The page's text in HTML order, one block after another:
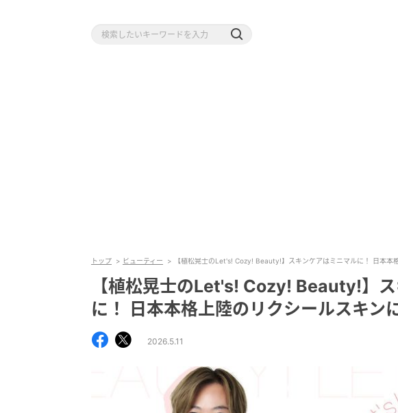
トップ ビューティー 【植松晃士のLet's! Cozy! Beauty!】スキンケアはミニマルに！ 日本本
【植松晃士のLet's! Cozy! Beauty!】
に！ 日本本格上陸のリクシールスキン
2026.5.11